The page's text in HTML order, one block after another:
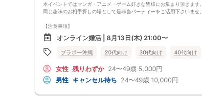
本イベントではマンガ・アニメ・ゲーム好きな皆様にお集まり頂きます。
同じ趣味のお相手探しの場として是非当パーティーをご活用下さいませ。
【注意事項】
・全国各地に募集しております。お相手の居住地はご自身の居住地と異な
る場合がございます。
・本人様確認書類のご提示をお願いしております。免許証やマイナンバー
カード等をご準備下さい。
で予めご了承下さいませ。
・終了時刻は目安となります。正確な終了時刻はイベント開始時にスタッ
フよりご案内いたします。
オンライン婚活 | 8月13日(木) 21:00〜
ブラボー沖縄 20代向け 30代向け 40代向け
女性 残りわずか 24〜49歳 5,000円
男性 キャンセル待ち 24〜49歳 10,000円